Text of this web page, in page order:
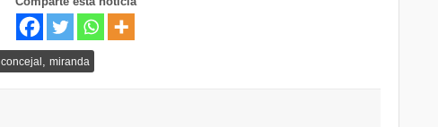
concejal , miranda